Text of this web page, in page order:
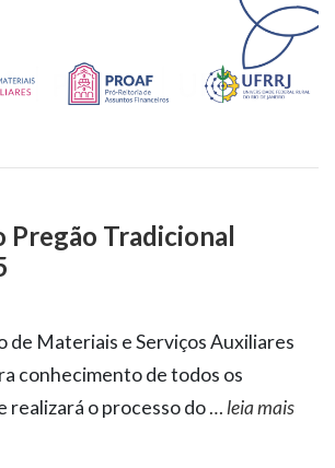
Pregão Tradicional
de Materiais e Serviços Auxiliares
conhecimento de todos os
realizará o processo do… leia mais